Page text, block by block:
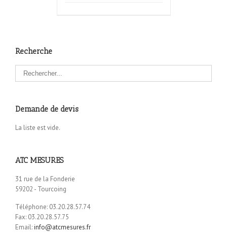
Recherche
Demande de devis
La liste est vide.
ATC MESURES
31 rue de la Fonderie
59202 - Tourcoing
Téléphone: 03.20.28.57.74
Fax: 03.20.28.57.75
Email:info@atcmesures.fr